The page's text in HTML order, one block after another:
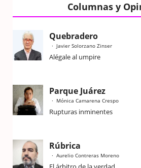
Columnas y
Quebradero
Javier Solorzano Zinser
Alégale al umpire
Parque Juárez
Mónica Camarena Crespo
Rupturas inminentes
Rúbrica
Aurelio Contreras Moreno